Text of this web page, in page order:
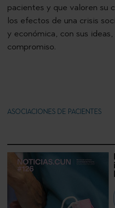
pacientes y que valoren su
los efectos de una crisis
y económica, con sus
compromiso.
ASOCIACIONES DE PACIENTES